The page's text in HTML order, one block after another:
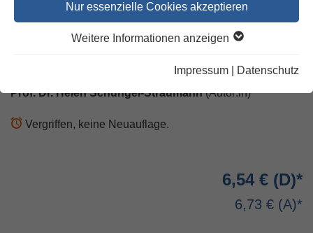
Nur essenzielle Cookies akzeptieren
Weitere Informationen anzeigen
Impressum Datenschutz
Gottesbild und Kulturkritik
Prof. Dr. Helen Schüngel-Straumann(Autor:in)
Vergriffen, keine Neuauflage.
6,54 €
6,73 €